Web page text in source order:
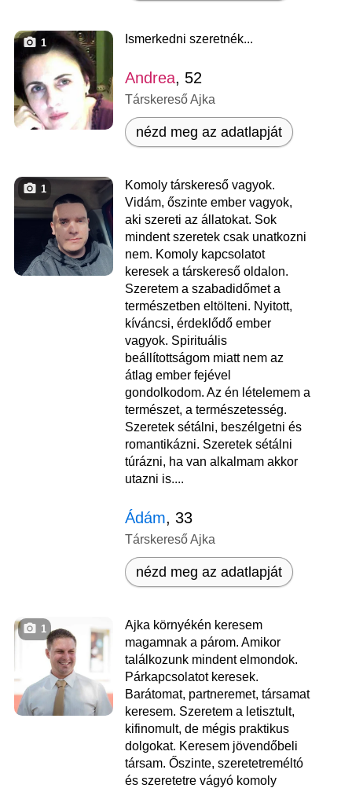
1 Ismerkedni szeretnék...
Andrea, 52
Társkereső Ajka
nézd meg az adatlapját
1
Komoly társkereső vagyok.
Vidám, őszinte ember vagyok,
aki szereti az állatokat. Sok
mindent szeretek csak unatkozni
nem. Komoly kapcsolatot
keresek a társkereső oldalon.
Szeretem a szabadidőmet a
természetben eltölteni. Nyitott,
kíváncsi, érdeklődő ember
vagyok. Spirituális
beállítottságom miatt nem az
átlag ember fejével
gondolkodom. Az én lételemem a
természet, a természetesség.
Szeretek sétálni, beszélgetni és
romantikázni. Szeretek sétálni
túrázni, ha van alkalmam akkor
utazni is....
Ádám, 33
Társkereső Ajka
nézd meg az adatlapját
1
Ajka környékén keresem
magamnak a párom. Amikor
találkozunk mindent elmondok.
Párkapcsolatot keresek.
Barátomat, partneremet, társamat
keresem. Szeretem a letisztult,
kifinomult, de mégis praktikus
dolgokat. Keresem jövendőbeli
társam. Őszinte, szeretetreméltó
és szeretetre vágyó komoly